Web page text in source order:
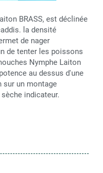
BRASS, est déclinée
la densité
de nager
de tenter les poissons
Nymphe Laiton
au dessus d'une
sur un montage
indicateur.